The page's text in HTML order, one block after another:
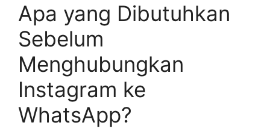
Apa yang Dibutuhkan
Sebelum
Menghubungkan
Instagram ke
WhatsApp?